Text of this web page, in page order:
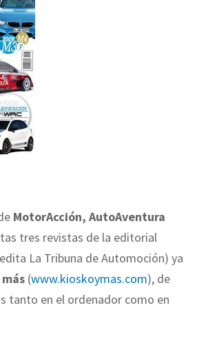
MotorAcción, AutoAventura
tres revistas de la editorial
La Tribuna de Automoción) ya
(www.kioskoymas.com), de
tanto en el ordenador como en